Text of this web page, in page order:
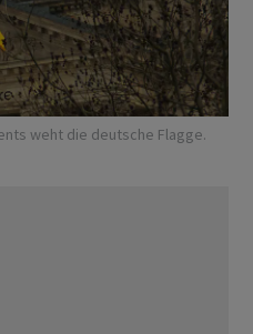
weht die deutsche Flagge.